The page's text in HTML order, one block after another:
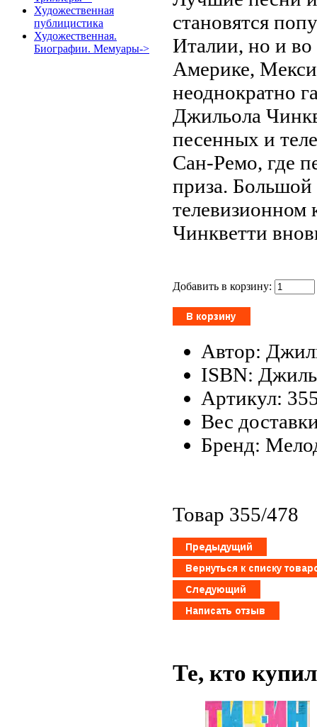
Художественная
публицистика
Художественная.
Биографии. Мемуары->
становятся
Италии, но и во
Америке,
неоднократно
Джильола
песенных и
Сан-Ремо, где
приза. Большой
телевизионном
Чинкветти
Добавить в корзину:
Автор:
ISBN:
Артикул:
Вес
Бренд:
Товар 355/478
Те, кто